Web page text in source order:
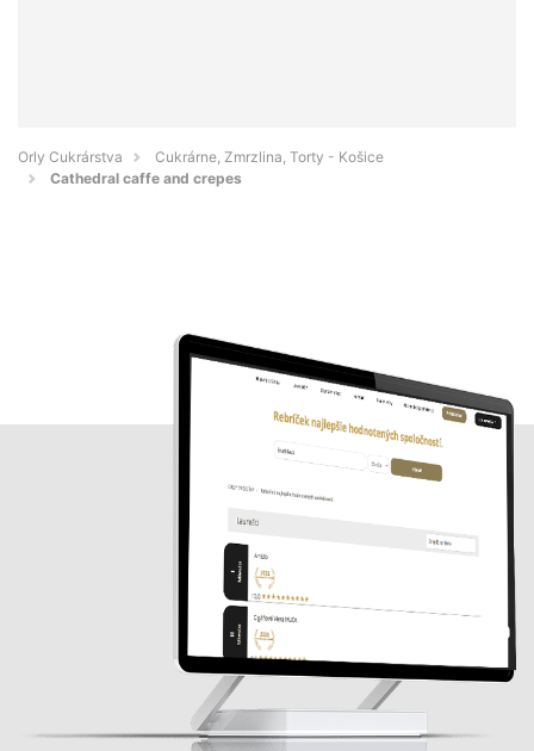
Orly Cukrárstva
Cukrárne, Zmrzlina, Torty - Košice
Cathedral caffe and crepes